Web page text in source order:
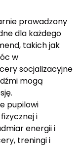
prowadzony
dla każdego
takich jak
w
socjalizacyjne
mogą
pupilowi
i
energii i
treningi i